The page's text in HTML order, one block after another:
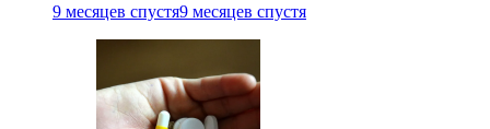
9 месяцев спустя9 месяцев спустя